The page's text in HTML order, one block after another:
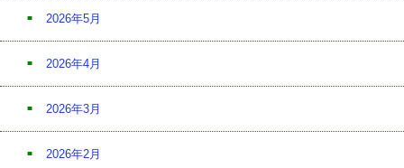
2026年5月
2026年4月
2026年3月
2026年2月